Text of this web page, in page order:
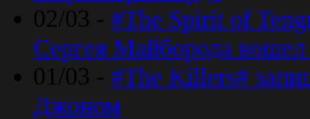
02/03 - #The Spirit of
Сергея Майборода
01/03 - #The Killers#
Джоном